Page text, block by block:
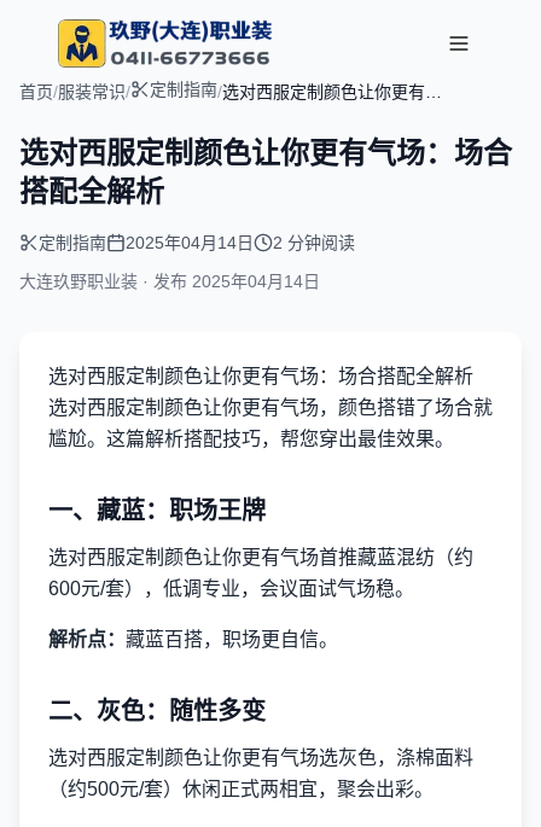
首页/服装常识/ 定制指南/选对西服定制颜色让你更有气
选对西服定制颜色让你更有气场：场合
搭配全解析
定制指南 2025年04月14日
2 分钟阅读
大连玖野职业装 · 发布 2025年04月14日
选对西服定制颜色让你更有气场：场合搭配全解析
选对西服定制颜色让你更有气场，颜色搭错了场合就
尴尬。这篇解析搭配技巧，帮您穿出最佳效果。
一、藏蓝：职场王牌
选对西服定制颜色让你更有气场首推藏蓝混纺（约
600元/套），低调专业，会议面试气场稳。
解析点： 藏蓝百搭，职场更自信。
二、灰色：随性多变
选对西服定制颜色让你更有气场选灰色，涤棉面料
（约500元/套）休闲正式两相宜，聚会出彩。